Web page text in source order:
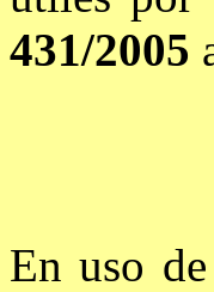
431/2005
En uso